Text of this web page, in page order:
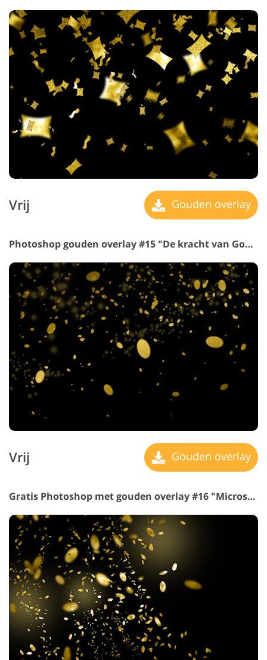
Vrij Gouden overlay
Photoshop gouden overlay #15 "De kracht van Goud"
Vrij Gouden overlay
Gratis Photoshop met gouden overlay #16 "Microscope View"